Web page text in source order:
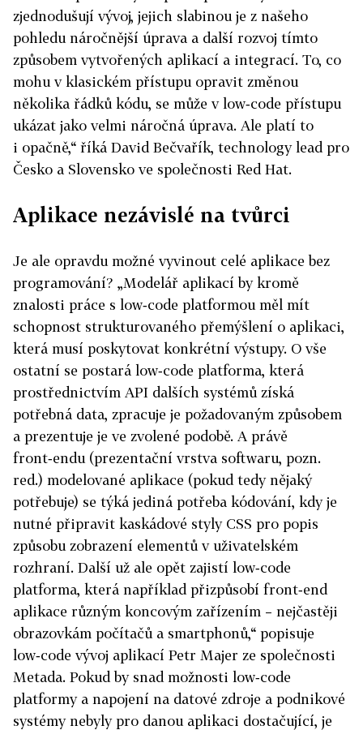
zjednodušují vývoj, jejich slabinou je z našeho
pohledu náročnější úprava a další rozvoj tímto
způsobem vytvořených aplikací a integrací. To, co
mohu v klasickém přístupu opravit změnou
několika řádků kódu, se může v low‑code přístupu
ukázat jako velmi náročná úprava. Ale platí to
i opačně,“ říká David Bečvařík, technology lead pro
Česko a Slovensko ve společnosti Red Hat.
Aplikace nezávislé na tvůrci
Je ale opravdu možné vyvinout celé aplikace bez
programování? „Modelář aplikací by kromě
znalosti práce s low‑code platformou měl mít
schopnost strukturovaného přemýšlení o aplikaci,
která musí poskytovat konkrétní výstupy. O vše
ostatní se postará low‑code platforma, která
prostřednictvím API dalších systémů získá
potřebná data, zpracuje je požadovaným způsobem
a prezentuje je ve zvolené podobě. A právě
front‑endu (prezentační vrstva softwaru, pozn.
red.) modelované aplikace (pokud tedy nějaký
potřebuje) se týká jediná potřeba kódování, kdy je
nutné připravit kaskádové styly CSS pro popis
způsobu zobrazení elementů v uživatelském
rozhraní. Další už ale opět zajistí low‑code
platforma, která například přizpůsobí front‑end
aplikace různým koncovým zařízením – nejčastěji
obrazovkám počítačů a smartphonů,“ popisuje
low‑code vývoj aplikací Petr Majer ze společnosti
Metada. Pokud by snad možnosti low‑code
platformy a napojení na datové zdroje a podnikové
systémy nebyly pro danou aplikaci dostačující, je